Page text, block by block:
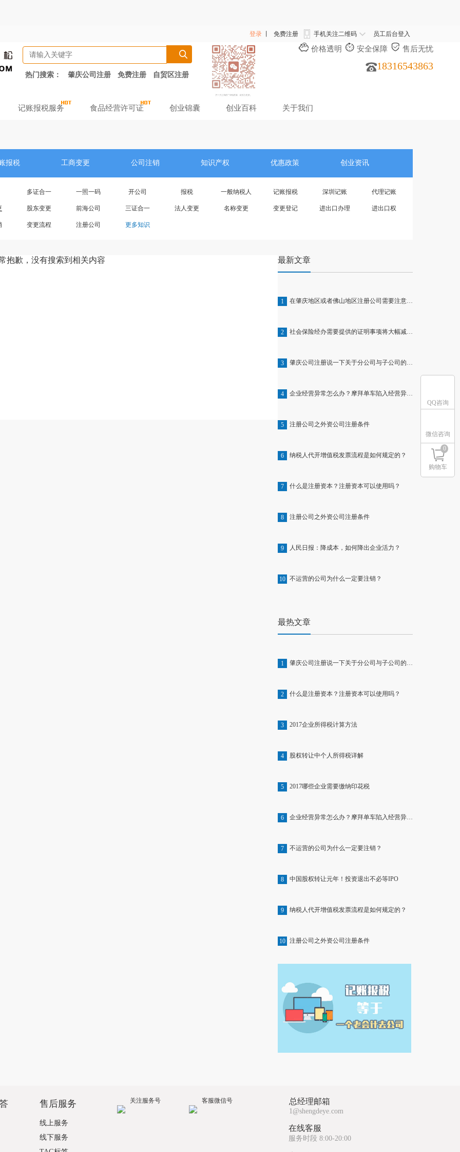
员工后台登入
手机关注二维码
登录 免费注册
热门搜索： 肇庆公司注册 免费注册 自贸区注册
价格透明 安全保障 售后无忧
18316543863
记账报税服务 食品经营许可证 创业锦囊 创业百科 关于我们
QQ咨询
微信咨询
0
购物车
报税 工商变更 公司注销 知识产权 优惠政策 创业资讯
多证合一 一照一码 开公司 报税 一般纳税人 记账报税 深圳记账 代理记账
股东变更 前海公司 三证合一 法人变更 名称变更 变更登记 进出口办理 进出口权
变更流程 注册公司 更多知识
抱歉，没有搜索到相关内容 最新文章
1 在肇庆地区或者佛山地区注册公司需要注意什么
2 社会保险经办需要提供的证明事项将大幅减少 !!
3 肇庆公司注册说一下关于分公司与子公司的区别
4 企业经营异常怎么办？摩拜单车陷入经营异常名单
5 注册公司之外资公司注册条件
6 纳税人代开增值税发票流程是如何规定的？
7 什么是注册资本？注册资本可以使用吗？
8 注册公司之外资公司注册条件
9 人民日报：降成本，如何降出企业活力？
10 不运营的公司为什么一定要注销？
最热文章
1 肇庆公司注册说一下关于分公司与子公司的区别
2 什么是注册资本？注册资本可以使用吗？
3 2017企业所得税计算方法
4 股权转让中个人所得税详解
5 2017哪些企业需要缴纳印花税
6 企业经营异常怎么办？摩拜单车陷入经营异常名单
7 不运营的公司为什么一定要注销？
8 中国股权转让元年！投资退出不必等IPO
9 纳税人代开增值税发票流程是如何规定的？
10 注册公司之外资公司注册条件
售后服务
线上服务
线下服务
总经理邮箱
1@shengdeye.com
在线客服
服务时段 8:00-20:00
关注服务号 客服微信号